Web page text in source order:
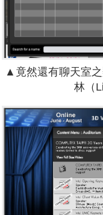
▲竟然還有聊天室
林（